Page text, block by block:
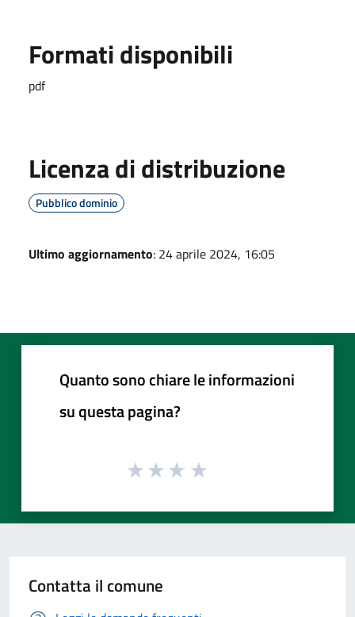
Formati disponibili
pdf
Licenza di distribuzione
Pubblico dominio
Ultimo aggiornamento: 24 aprile 2024, 16:05
Quanto sono chiare le informazioni
su questa pagina?
Contatta il comune